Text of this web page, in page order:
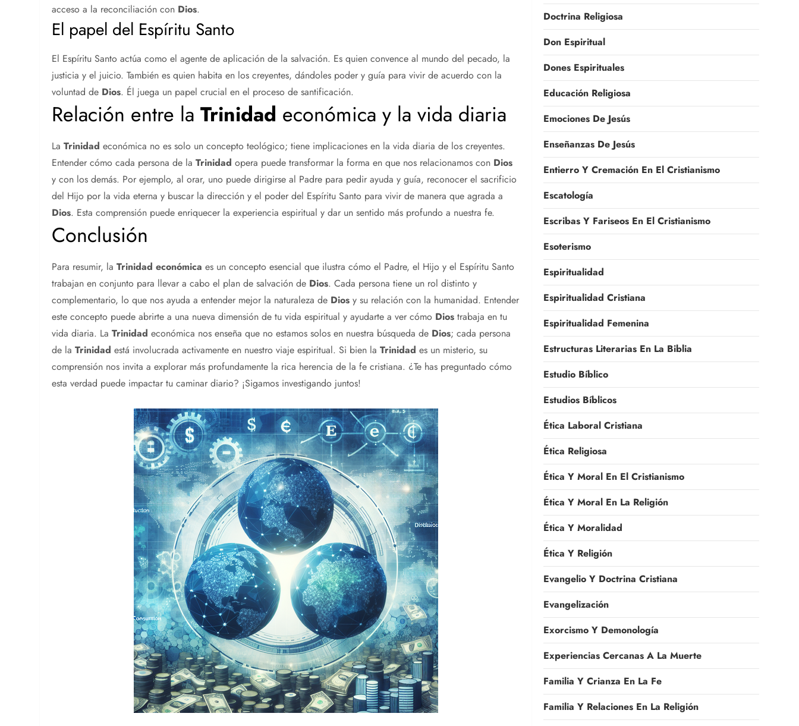
acceso a la reconciliación con Dios.
El papel del Espíritu Santo
El Espíritu Santo actúa como el agente de aplicación de la salvación. Es quien convence al mundo del pecado, la
justicia y el juicio. También es quien habita en los creyentes, dándoles poder y guía para vivir de acuerdo con la
voluntad de Dios. Él juega un papel crucial en el proceso de santificación.
Relación entre laTrinidad económica y la vida diaria
LaTrinidad económica no es solo un concepto teológico; tiene implicaciones en la vida diaria de los creyentes.
Entender cómo cada persona de laTrinidad opera puede transformar la forma en que nos relacionamos con Dios
y con los demás. Por ejemplo, al orar, uno puede dirigirse al Padre para pedir ayuda y guía, reconocer el sacrificio
del Hijo por la vida eterna y buscar la dirección y el poder del Espíritu Santo para vivir de manera que agrada a
Dios. Esta comprensión puede enriquecer la experiencia espiritual y dar un sentido más profundo a nuestra fe.
Conclusión
Para resumir, laTrinidad económica es un concepto esencial que ilustra cómo el Padre, el Hijo y el Espíritu Santo
trabajan en conjunto para llevar a cabo el plan de salvación de Dios. Cada persona tiene un rol distinto y
complementario, lo que nos ayuda a entender mejor la naturaleza de Dios y su relación con la humanidad. Entender
este concepto puede abrirte a una nueva dimensión de tu vida espiritual y ayudarte a ver cómo Dios trabaja en tu
vida diaria. LaTrinidad económica nos enseña que no estamos solos en nuestra búsqueda de Dios; cada persona
de laTrinidad está involucrada activamente en nuestro viaje espiritual. Si bien laTrinidad es un misterio, su
comprensión nos invita a explorar más profundamente la rica herencia de la fe cristiana. ¿Te has preguntado cómo
esta verdad puede impactar tu caminar diario? ¡Sigamos investigando juntos!
Doctrina Religiosa
Don Espiritual
Dones Espirituales
Educación Religiosa
Emociones De Jesús
Enseñanzas De Jesús
Entierro Y Cremación En El Cristianismo
Escatología
Escribas Y Fariseos En El Cristianismo
Esoterismo
Espiritualidad
Espiritualidad Cristiana
Espiritualidad Femenina
Estructuras Literarias En La Biblia
Estudio Bíblico
Estudios Bíblicos
Ética Laboral Cristiana
Ética Religiosa
Ética Y Moral En El Cristianismo
Ética Y Moral En La Religión
Ética Y Moralidad
Ética Y Religión
Evangelio Y Doctrina Cristiana
Evangelización
Exorcismo Y Demonología
Experiencias Cercanas A La Muerte
Familia Y Crianza En La Fe
Familia Y Relaciones En La Religión